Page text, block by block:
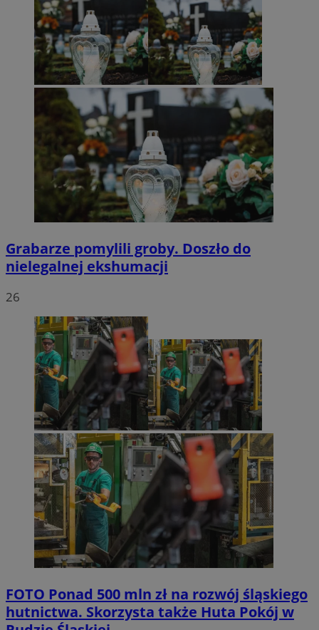
Grabarze pomylili groby. Doszło do
nielegalnej ekshumacji
26
FOTO Ponad 500 mln zł na rozwój śląskiego
hutnictwa. Skorzysta także Huta Pokój w